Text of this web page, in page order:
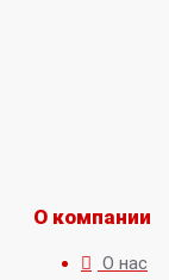
О компании
О нас